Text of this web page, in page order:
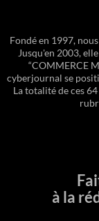
Fondé en 1997,
Jusqu'en 2003,
“COMMERCE
cyberjournal se
La totalité de ces
à la